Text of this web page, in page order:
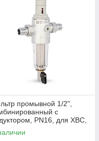
промывной 1/2",
с
PN16, для ХВС,